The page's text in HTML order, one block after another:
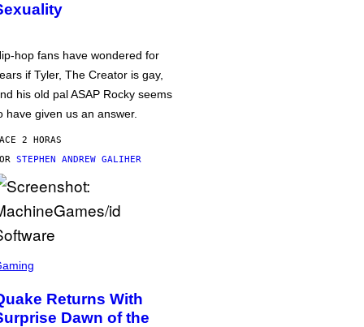
hop fans have wondered for
if Tyler, The Creator is gay,
his old pal ASAP Rocky seems
have given us an answer.
2 HORAS
STEPHEN ANDREW GALIHER
Returns With
Dawn of the